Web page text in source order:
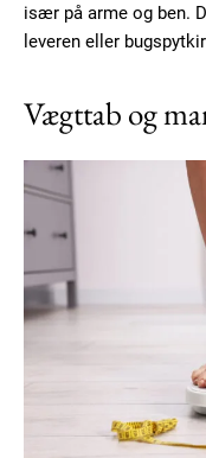
især på arme og ben.
leveren eller
Vægttab og